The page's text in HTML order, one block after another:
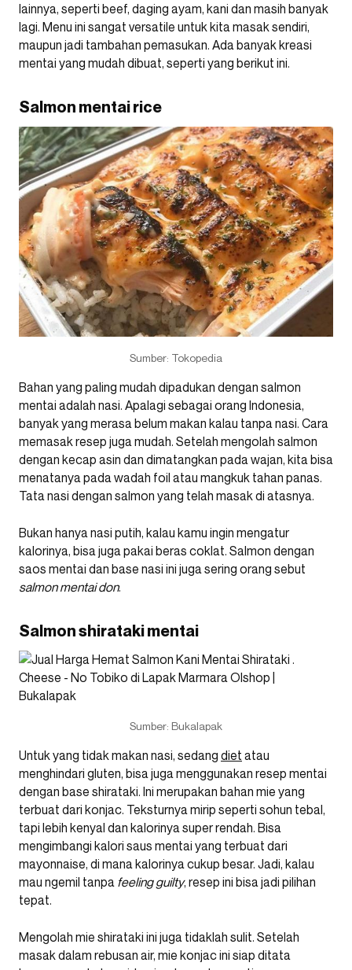
lainnya, seperti beef, daging ayam, kani dan masih banyak
lagi. Menu ini sangat versatile untuk kita masak sendiri,
maupun jadi tambahan pemasukan. Ada banyak kreasi
mentai yang mudah dibuat, seperti yang berikut ini.
Salmon mentai rice
Sumber: Tokopedia
Bahan yang paling mudah dipadukan dengan salmon
mentai adalah nasi. Apalagi sebagai orang Indonesia,
banyak yang merasa belum makan kalau tanpa nasi. Cara
memasak resep juga mudah. Setelah mengolah salmon
dengan kecap asin dan dimatangkan pada wajan, kita bisa
menatanya pada wadah foil atau mangkuk tahan panas.
Tata nasi dengan salmon yang telah masak di atasnya.
Bukan hanya nasi putih, kalau kamu ingin mengatur
kalorinya, bisa juga pakai beras coklat. Salmon dengan
saos mentai dan base nasi ini juga sering orang sebut
salmon mentai don.
Salmon shirataki mentai
Sumber: Bukalapak
Untuk yang tidak makan nasi, sedang diet atau
menghindari gluten, bisa juga menggunakan resep mentai
dengan base shirataki. Ini merupakan bahan mie yang
terbuat dari konjac. Teksturnya mirip seperti sohun tebal,
tapi lebih kenyal dan kalorinya super rendah. Bisa
mengimbangi kalori saus mentai yang terbuat dari
mayonnaise, di mana kalorinya cukup besar. Jadi, kalau
mau ngemil tanpa feeling guilty, resep ini bisa jadi pilihan
tepat.
Mengolah mie shirataki ini juga tidaklah sulit. Setelah
masak dalam rebusan air, mie konjac ini siap ditata